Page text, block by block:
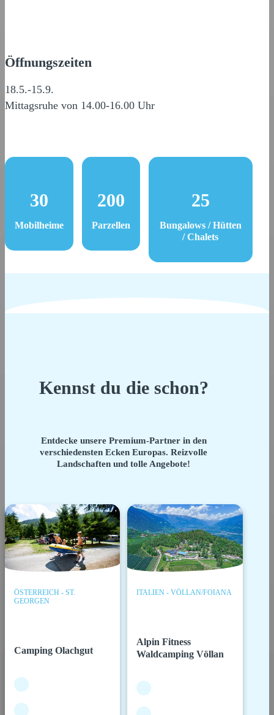
Öffnungszeiten
18.5.-15.9.
Mittagsruhe von 14.00-16.00 Uhr
30
Mobilheime
200
Parzellen
25
Bungalows / Hütten
/ Chalets
Kennst du die schon?
Entdecke unsere Premium-Partner in den
verschiedensten Ecken Europas. Reizvolle
Landschaften und tolle Angebote!
ÖSTERREICH - ST.
GEORGEN
Camping Olachgut
ITALIEN - VÖLLAN/FOIANA
Alpin Fitness
Waldcamping Völlan